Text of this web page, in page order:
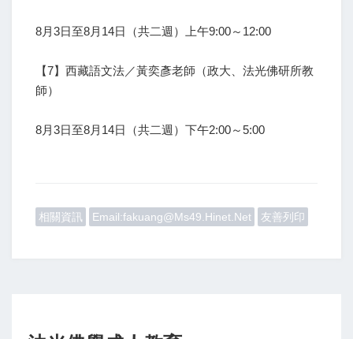
8月3日至8月14日（共二週）上午9:00～12:00
【7】西藏語文法／黃奕彥老師（政大、法光佛研所教
師）
8月3日至8月14日（共二週）下午2:00～5:00
相關資訊 Email:fakuang@ms49.hinet.net 友善列印